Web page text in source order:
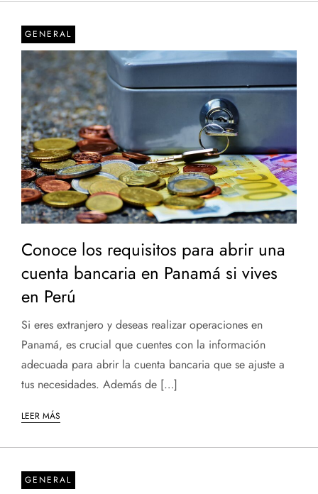
GENERAL
Conoce los requisitos para abrir una
cuenta bancaria en Panamá si vives
en Perú
Si eres extranjero y deseas realizar operaciones en
Panamá, es crucial que cuentes con la información
adecuada para abrir la cuenta bancaria que se ajuste a
tus necesidades. Además de […]
LEER MÁS
GENERAL